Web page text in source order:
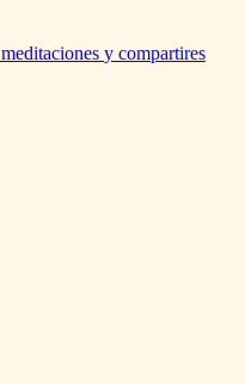
meditaciones y compartires